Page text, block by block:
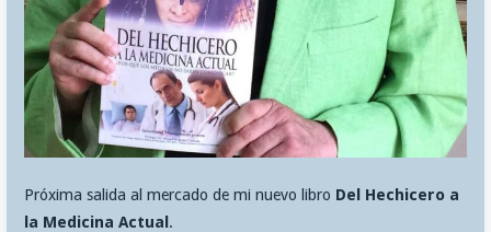
Próxima salida al mercado de mi nuevo libro Del Hechicero a
la Medicina Actual.